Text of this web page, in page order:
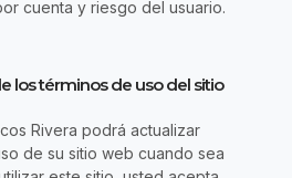
cuenta y riesgo del usuario.
los términos de uso del sitio
Rivera podrá actualizar
de su sitio web cuando sea